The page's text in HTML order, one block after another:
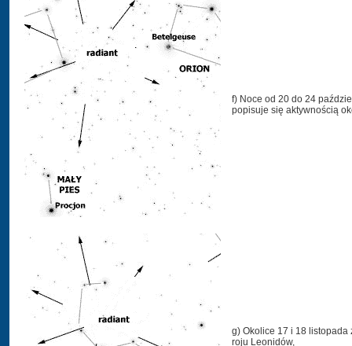
f) Noce od 20 do 24
popisuje się aktywnością
g) Okolice 17 i 18 listopada
roju Leonidów,